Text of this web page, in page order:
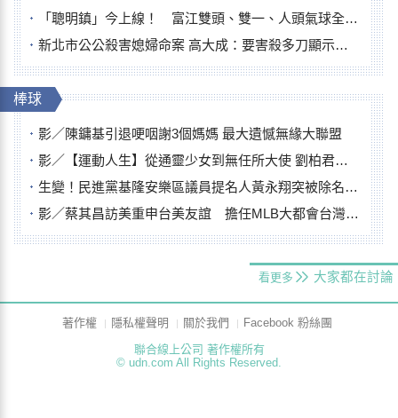
「聰明鎮」今上線！ 富江雙頭、雙一、人頭氣球全登場
新北市公公殺害媳婦命案 高大成：要害殺多刀顯示怨恨深
棒球
影／陳鏞基引退哽咽謝3個媽媽 最大遺憾無緣大聯盟
影／【運動人生】從通靈少女到無任所大使 劉柏君女裁判人生國際發光
生變！民進黨基隆安樂區議員提名人黃永翔突被除名 將另提他人
影／蔡其昌訪美重申台美友誼 擔任MLB大都會台灣日開球嘉賓
看更多 大家都在討論
著作權 隱私權聲明 關於我們
Facebook 粉絲團
聯合線上公司 著作權所有
© udn.com All Rights Reserved.